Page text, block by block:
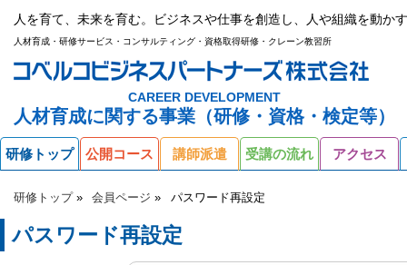
人を育て、未来を育む。ビジネスや仕事を創造し、人や組織を動か
人材育成・研修サービス・コンサルティング・資格取得研修・クレーン教習所
CAREER DEVELOPMENT
人材育成に関する事業（研修・資格・検定等）
研修トップ 公開コース 講師派遣 受講の流れ アクセス
研修トップ 会員ページ パスワード再設定
パスワード再設定